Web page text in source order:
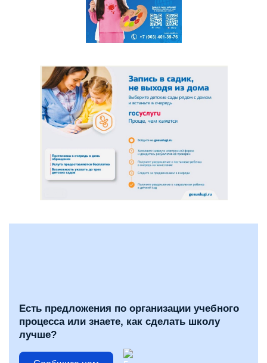
Есть предложения по организации учебного
процесса или знаете, как сделать школу
лучше?